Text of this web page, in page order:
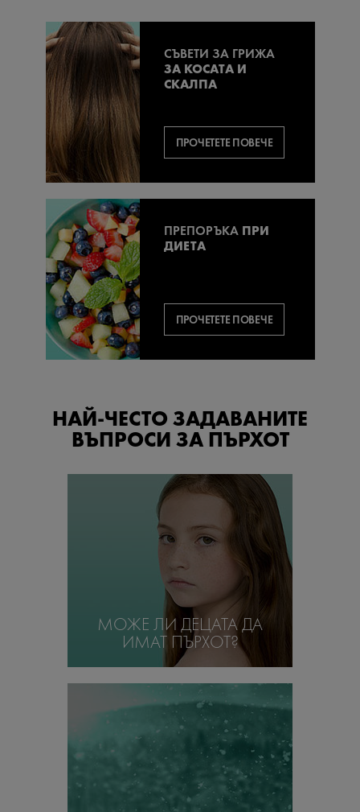
СЪВЕТИ ЗА ГРИЖА
ЗА КОСАТА И
СКАЛПА
ПРОЧЕТЕТЕ ПОВЕЧЕ
ПРЕПОРЪКА ПРИ
ДИЕТА
ПРОЧЕТЕТЕ ПОВЕЧЕ
НАЙ-ЧЕСТО ЗАДАВАНИТЕ
ВЪПРОСИ ЗА ПЪРХОТ
МОЖЕ ЛИ ДЕЦАТА ДА
ИМАТ ПЪРХОТ?